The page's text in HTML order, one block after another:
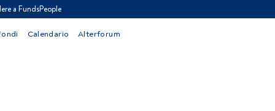
a FundsPeople
Calendario Alterforum